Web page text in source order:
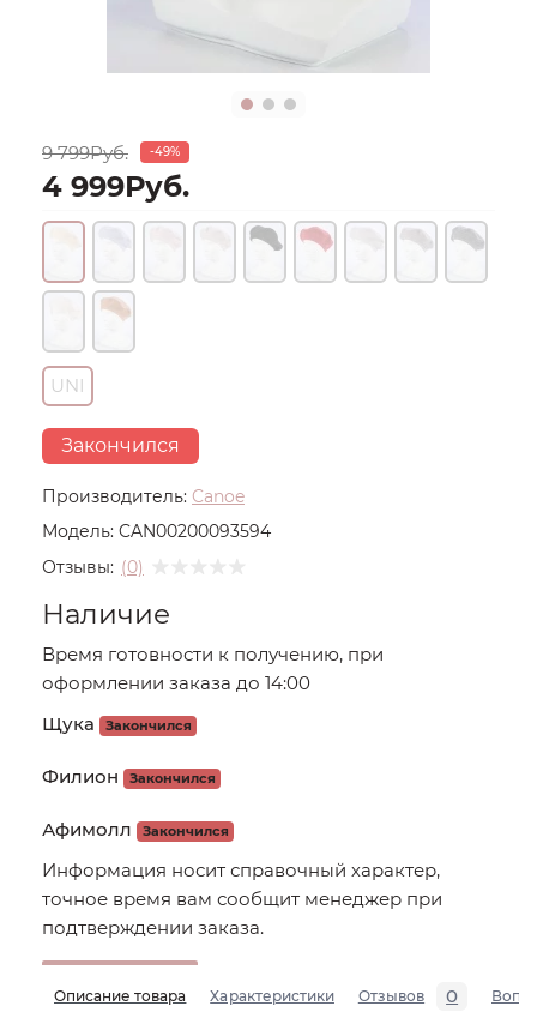
Производитель: Canoe
Модель: CAN00200093594
Отзывы: (0)
9 799Руб. -49%
4 999Руб.
UNI
Закончился
Наличие
Время готовности к получению, при
оформлении заказа до 14:00
Щука
Закончился
Филион Закончился
Афимолл Закончился
Информация носит справочный характер,
точное время вам сообщит менеджер при
подтверждении заказа.
Описание товара Характеристики Отзывов 0